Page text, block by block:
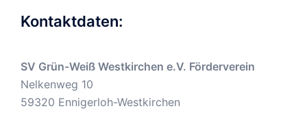
Kontaktdaten:
SV Grün-Weiß Westkirchen e.V. Förderverein
Nelkenweg 10
59320 Ennigerloh-Westkirchen